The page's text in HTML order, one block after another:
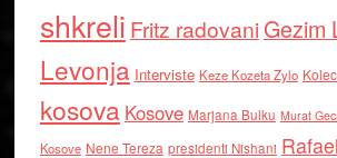
shkreli Fritz radovaniGezim
Levonja Interviste Keze Kozeta Zylo
kosova Kosove Marjana Bulku Murat
Kosove Nene Tereza presidenti Nishani